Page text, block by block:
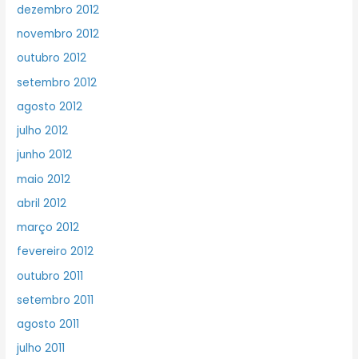
dezembro 2012
novembro 2012
outubro 2012
setembro 2012
agosto 2012
julho 2012
junho 2012
maio 2012
abril 2012
março 2012
fevereiro 2012
outubro 2011
setembro 2011
agosto 2011
julho 2011